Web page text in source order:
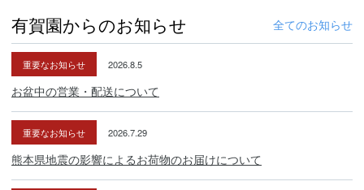
有賀園からのお知らせ 全てのお知らせ
重要なお知らせ 2026.8.5
お盆中の営業・配送について
重要なお知らせ 2026.7.29
熊本県地震の影響によるお荷物のお届けについて